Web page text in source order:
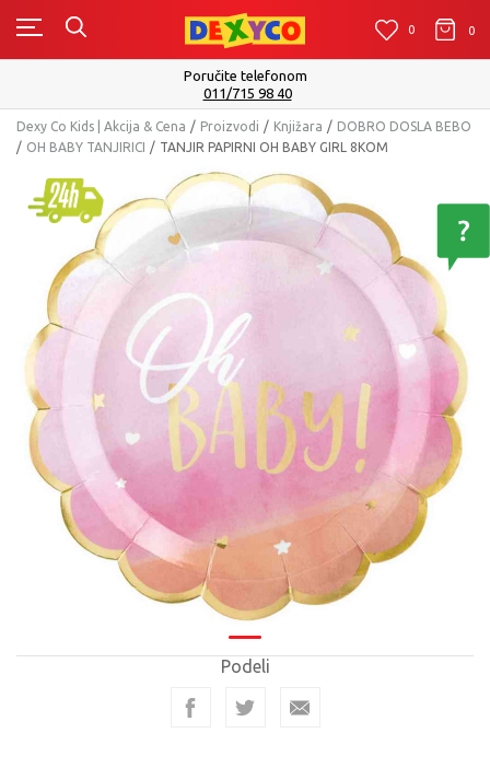
0 0 0
Poručite telefonom
011/715 98 40
Dexy Co Kids | Akcija & Cena Proizvodi Knjižara
DOBRO DOSLA BEBO
OH BABY TANJIRICI
TANJIR PAPIRNI OH BABY GIRL 8KOM
Podeli